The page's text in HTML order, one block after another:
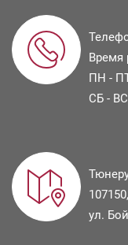
Время
ПН -
СБ -
107150
ул.